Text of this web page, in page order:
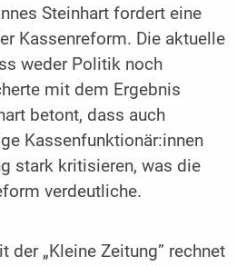
Steinhart fordert eine
Kassenreform. Die aktuelle
weder Politik noch
mit dem Ergebnis
betont, dass auch
Kassenfunktionär:innen
stark kritisieren, was die
verdeutliche.
der „Kleine Zeitung” rechnet